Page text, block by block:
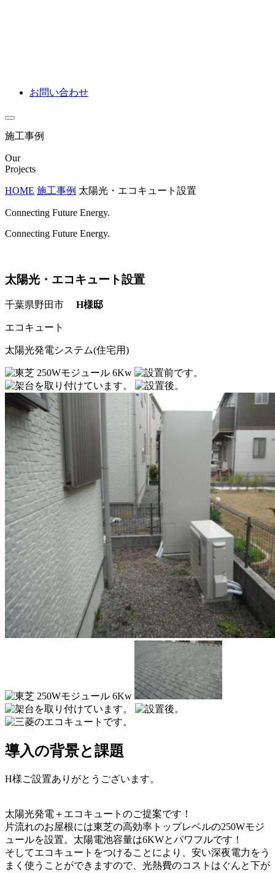
お問い合わせ
施工事例
Our
Projects
HOME 施工事例 太陽光・エコキュート設置
Connecting Future Energy.
Connecting Future Energy.
太陽光・エコキュート設置
千葉県野田市 H様邸
エコキュート
太陽光発電システム(住宅用)
導入の背景と課題
H様ご設置ありがとうございます。
太陽光発電＋エコキュートのご提案です！
片流れのお屋根には東芝の高効率トップレベルの250Wモジ
ュールを設置。太陽電池容量は6KWとパワフルです！
そしてエコキュートをつけることにより、安い深夜電力をう
まく使うことができますので、光熱費のコストはぐんと下が